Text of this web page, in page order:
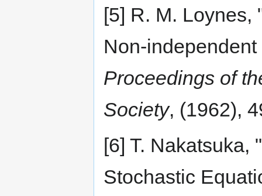
[5] R. M. Loynes,
Non-
Proceedings of
Society, (1962),
[6] T. Nakatsuka,
Stochastic